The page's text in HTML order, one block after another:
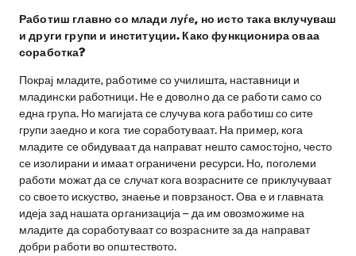
Работиш главно со млади луѓе, но исто така вклучуваш
и други групи и институции. Како функционира оваа
соработка?
Покрај младите, работиме со училишта, наставници и
младински работници. Не е доволно да се работи само со
една група. Но магијата се случува кога работиш со сите
групи заедно и кога тие соработуваат. На пример, кога
младите се обидуваат да направат нешто самостојно, често
се изолирани и имаат ограничени ресурси. Но, поголеми
работи можат да се случат кога возрасните се приклучуваат
со своето искуство, знаење и поврзаност. Ова е и главната
идеја зад нашата организација – да им овозможиме на
младите да соработуваат со возрасните за да направат
добри работи во општеството.